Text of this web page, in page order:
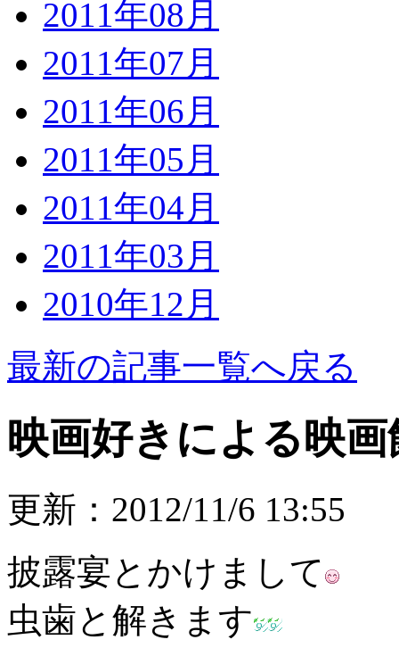
2011年08月
2011年07月
2011年06月
2011年05月
2011年04月
2011年03月
2010年12月
最新の記事一覧へ戻る
映画好きによる映
更新：2012/11/6 13:55
披露宴とかけまして
虫歯と解きます